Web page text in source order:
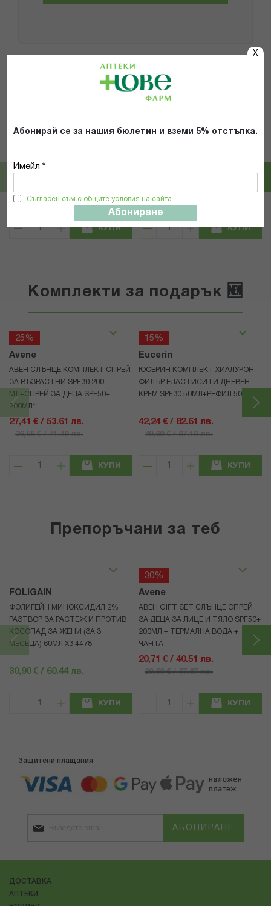
X
Абонирай се за нашия бюлетин и вземи 5% отстъпка.
Имейл *
Съгласен съм с общите условия на сайта
Абониране
Популярни в тази категория
ТВЪРДИ НОКТИ 7СМ 779
8,64 € / 16.90 лв.
КУПИ
5,93 € / 11.60 лв.
КУПИ
Комплекти за подарък 🆕
25%
Avene
АВЕН СЛЪНЦЕ КОМПЛЕКТ СПРЕЙ
ЗА ВЪЗРАСТНИ SPF30 200
МЛ+СПРЕЙ ЗА ДЕЦА SPF50+
200МЛ*
27,41 € / 53.61 лв.
36,55 € / 71.49 лв.
КУПИ
15%
Eucerin
ЮСЕРИН КОМПЛЕКТ ХИАЛУРОН
ФИЛЪР ЕЛАСТИСИТИ ДНЕВЕН
КРЕМ SPF30 50МЛ+РЕФИЛ 50МЛ
42,24 € / 82.61 лв.
49,69 € / 97.19 лв.
КУПИ
Препоръчани за теб
FOLIGAIN
ФОЛИГЕЙН МИНОКСИДИЛ 2%
РАЗТВОР ЗА РАСТЕЖ И ПРОТИВ
КОСОПАД ЗА ЖЕНИ (ЗА 3
МЕСЕЦА) 60МЛ X3 4478
30,90 € / 60.44 лв.
КУПИ
30%
Avene
АВЕН GIFT SET СЛЪНЦЕ СПРЕЙ
ЗА ДЕЦА ЗА ЛИЦЕ И ТЯЛО SPF50+
200МЛ + ТЕРМАЛНА ВОДА +
ЧАНТА
20,71 € / 40.51 лв.
29,59 € / 57.87 лв.
КУПИ
Защитени плащания
АБОНИРАНЕ
ДОСТАВКА
АПТЕКИ